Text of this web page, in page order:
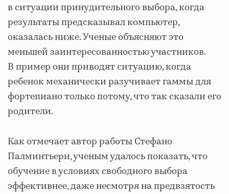
в ситуации принудительного выбора, когда
результаты предсказывал компьютер,
оказалась ниже. Ученые объясняют это
меньшей заинтересованностью участников.
В пример они приводят ситуацию, когда
ребенок механически разучивает гаммы для
фортепиано только потому, что так сказали его
родители.
Как отмечает автор работы Стефано
Палминтьери, ученым удалось показать, что
обучение в условиях свободного выбора
эффективнее, даже несмотря на предвзятость